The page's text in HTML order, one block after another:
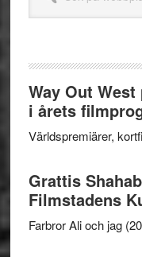
webbplatsen
Way Out
i årets
Världspremiärer,
Grattis
Filmstadens
Farbror Ali och jag